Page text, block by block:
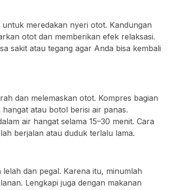
meredakan nyeri otot. Kandungan
otot dan memberikan efek relaksasi.
sakit atau tegang agar Anda bisa kembali
dan melemaskan otot. Kompres bagian
atau botol berisi air panas.
air hangat selama 15–30 menit. Cara
berjalan atau duduk terlalu lama.
dan pegal. Karena itu, minumlah
Lengkapi juga dengan makanan